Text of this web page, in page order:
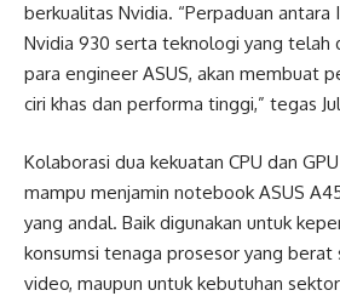
berkualitas Nvidia. “Perpaduan
Nvidia 930 serta teknologi yang telah
para engineer ASUS, akan membuat
ciri khas dan performa tinggi,” tegas
Kolaborasi dua kekuatan CPU dan
mampu menjamin notebook ASUS
yang andal. Baik digunakan untuk
konsumsi tenaga prosesor yang
video, maupun untuk kebutuhan